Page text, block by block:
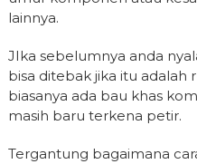
lainnya.
JIka sebelumnya anda
bisa ditebak jika itu adalah
biasanya ada bau khas
masih baru terkena petir.
Tergantung bagaimana